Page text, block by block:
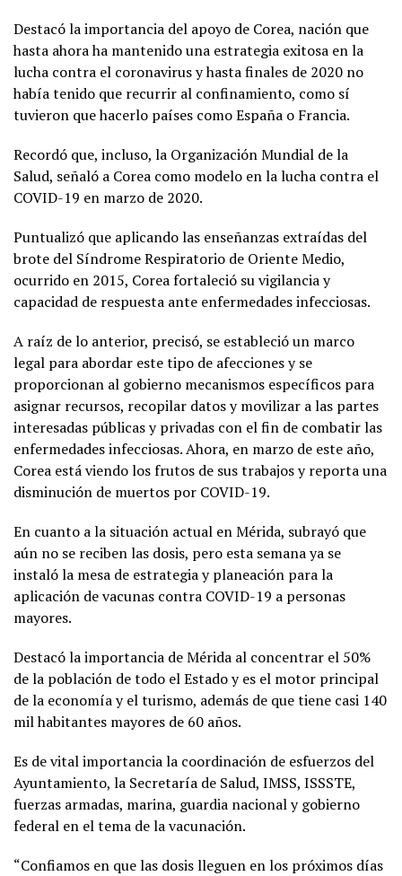
Destacó la importancia del apoyo de Corea, nación que
hasta ahora ha mantenido una estrategia exitosa en la
lucha contra el coronavirus y hasta finales de 2020 no
había tenido que recurrir al confinamiento, como sí
tuvieron que hacerlo países como España o Francia.
Recordó que, incluso, la Organización Mundial de la
Salud, señaló a Corea como modelo en la lucha contra el
COVID-19 en marzo de 2020.
Puntualizó que aplicando las enseñanzas extraídas del
brote del Síndrome Respiratorio de Oriente Medio,
ocurrido en 2015, Corea fortaleció su vigilancia y
capacidad de respuesta ante enfermedades infecciosas.
A raíz de lo anterior, precisó, se estableció un marco
legal para abordar este tipo de afecciones y se
proporcionan al gobierno mecanismos específicos para
asignar recursos, recopilar datos y movilizar a las partes
interesadas públicas y privadas con el fin de combatir las
enfermedades infecciosas. Ahora, en marzo de este año,
Corea está viendo los frutos de sus trabajos y reporta una
disminución de muertos por COVID-19.
En cuanto a la situación actual en Mérida, subrayó que
aún no se reciben las dosis, pero esta semana ya se
instaló la mesa de estrategia y planeación para la
aplicación de vacunas contra COVID-19 a personas
mayores.
Destacó la importancia de Mérida al concentrar el 50%
de la población de todo el Estado y es el motor principal
de la economía y el turismo, además de que tiene casi 140
mil habitantes mayores de 60 años.
Es de vital importancia la coordinación de esfuerzos del
Ayuntamiento, la Secretaría de Salud, IMSS, ISSSTE,
fuerzas armadas, marina, guardia nacional y gobierno
federal en el tema de la vacunación.
“Confiamos en que las dosis lleguen en los próximos días